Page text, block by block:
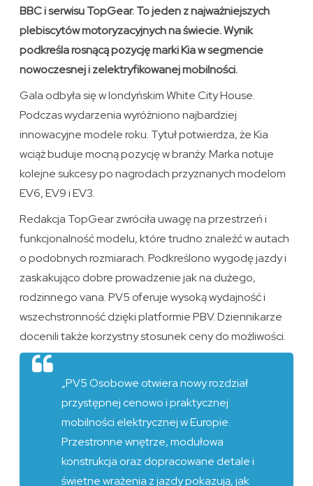
BBC i serwisu TopGear. To jeden z najważniejszych
plebiscytów motoryzacyjnych na świecie. Wynik
podkreśla rosnącą pozycję marki Kia w segmencie
nowoczesnej i zelektryfikowanej mobilności.
Gala odbyła się w londyńskim White City House.
Podczas wydarzenia wyróżniono najbardziej
innowacyjne modele roku. Tytuł potwierdza, że Kia
wciąż buduje mocną pozycję w branży. Marka notuje
kolejne sukcesy po nagrodach przyznanych modelom
EV6, EV9 i EV3.
Redakcja TopGear zwróciła uwagę na przestrzeń i
funkcjonalność modelu, które trudno znaleźć w autach
o podobnych rozmiarach. Podkreślono wygodę jazdy i
zaskakująco dobre prowadzenie jak na dużego,
rodzinnego vana. PV5 oferuje wysoką wydajność i
wszechstronność dzięki platformie PBV. Dziennikarze
docenili także korzystny stosunek ceny do możliwości.
„PV5 Osobowe otwiera nowy rozdział
przystępnej cenowo i praktycznej
mobilności elektrycznej w Europie.
Przestronne wnętrze, modułowa
konstrukcja oraz dopracowane detale i
świetne wrażenia z jazdy pokazują, jak